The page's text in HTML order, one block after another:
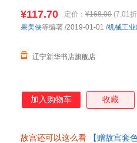
¥117.70 定价： ¥168.00 (7.01
辽宁新华书店旗舰店
果美侠等编著 /2019-01-01 /机械工
加入购物车 收藏
故宫还可以这么看 【赠故宫套